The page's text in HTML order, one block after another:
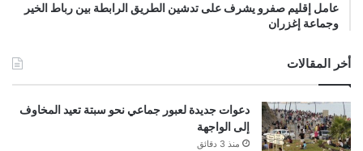
عامل إقليم صفرو يشرف على تدشين الطريق الرابطة بين رباط الخير
وجماعة إغزران
أخر المقالات
دعوات جديدة لعبور جماعي نحو سبتة تعيد المخاوف
إلى الواجهة
منذ 3 دقائق